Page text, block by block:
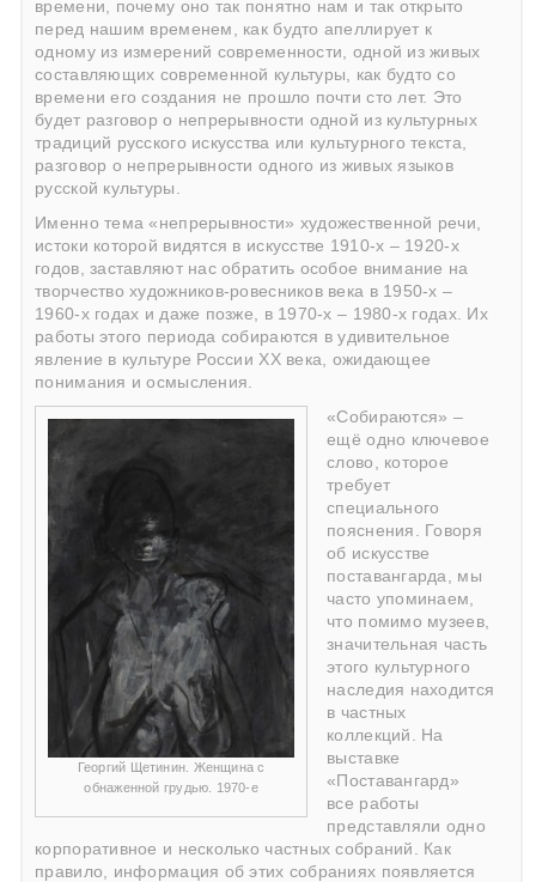
времени, почему оно так понятно нам и так открыто
перед нашим временем, как будто апеллирует к
одному из измерений современности, одной из живых
составляющих современной культуры, как будто со
времени его создания не прошло почти сто лет. Это
будет разговор о непрерывности одной из культурных
традиций русского искусства или культурного текста,
разговор о непрерывности одного из живых языков
русской культуры.
Именно тема «непрерывности» художественной речи,
истоки которой видятся в искусстве 1910-х – 1920-х
годов, заставляют нас обратить особое внимание на
творчество художников-ровесников века в 1950-х –
1960-х годах и даже позже, в 1970-х – 1980-х годах. Их
работы этого периода собираются в удивительное
явление в культуре России ХХ века, ожидающее
понимания и осмысления.
Георгий Щетинин. Женщина с
обнаженной грудью. 1970-е
«Собираются» –
ещё одно ключевое
слово, которое
требует
специального
пояснения. Говоря
об искусстве
поставангарда, мы
часто упоминаем,
что помимо музеев,
значительная часть
этого культурного
наследия находится
в частных
коллекций. На
выставке
«Поставангард»
все работы
представляли одно
корпоративное и несколько частных собраний. Как
правило, информация об этих собраниях появляется